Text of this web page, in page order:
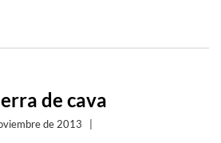
de cava
de 2013